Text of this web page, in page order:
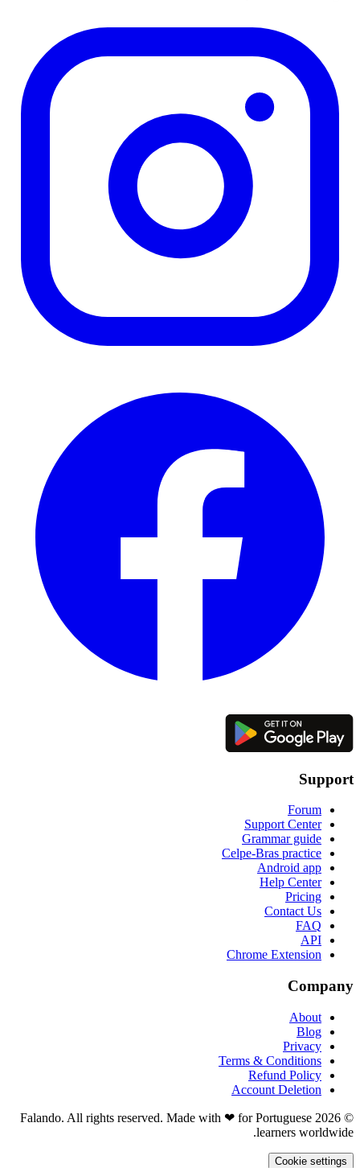
Support
Forum
Support Center
Grammar guide
Celpe-Bras practice
Android app
Help Center
Pricing
Contact Us
FAQ
API
Chrome Extension
Company
About
Blog
Privacy
Terms & Conditions
Refund Policy
Account Deletion
© 2026 Falando. All rights reserved. Made with ❤ for Portuguese
learners worldwide.
Cookie settings